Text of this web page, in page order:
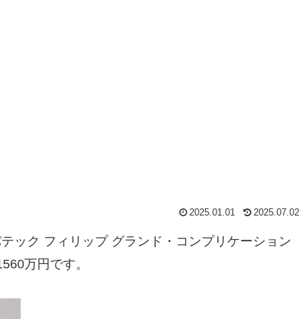
2025.01.01 2025.07.02
ック フィリップ グランド・コンプリケーション
万円です。